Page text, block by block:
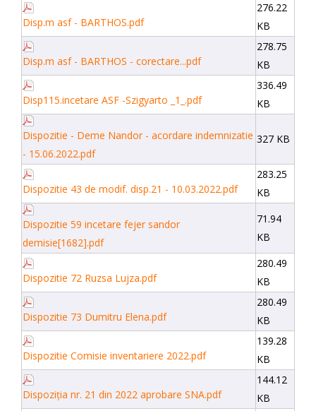
Disp.m asf - BARTHOS.pdf
276.22
KB
Disp.m asf - BARTHOS - corectare...pdf
278.75
KB
Disp115.incetare ASF -Szigyarto _1_.pdf
336.49
KB
Dispozitie - Deme Nandor - acordare indemnizatie
- 15.06.2022.pdf
327 KB
Dispozitie 43 de modif. disp.21 - 10.03.2022.pdf
283.25
KB
Dispozitie 59 incetare fejer sandor
demisie[1682].pdf
71.94
KB
Dispozitie 72 Ruzsa Lujza.pdf
280.49
KB
Dispozitie 73 Dumitru Elena.pdf
280.49
KB
Dispozitie Comisie inventariere 2022.pdf
139.28
KB
Dispoziția nr. 21 din 2022 aprobare SNA.pdf
144.12
KB